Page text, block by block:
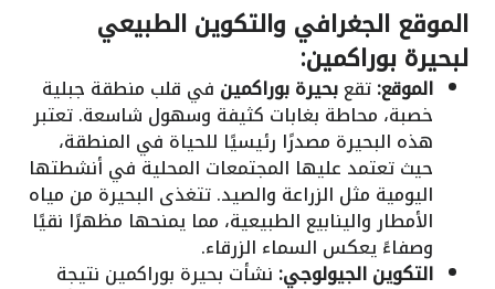
الموقع الجغرافي والتكوين الطبيعي
لبحيرة بوراكمين:
الموقع:تقعبحيرة بوراكمين في قلب منطقة جبلية
خصبة، محاطة بغابات كثيفة وسهول شاسعة. تعتبر
هذه البحيرة مصدرًا رئيسيًا للحياة في المنطقة،
حيث تعتمد عليها المجتمعات المحلية في أنشطتها
اليومية مثل الزراعة والصيد. تتغذى البحيرة من مياه
الأمطار والينابيع الطبيعية، مما يمنحها مظهرًا نقيًا
وصفاءً يعكس السماء الزرقاء.
التكوين الجيولوجي: نشأت بحيرة بوراكمين نتيجة